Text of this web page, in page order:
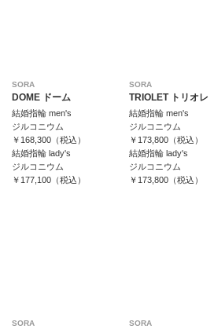
SORA
DOME ドーム
結婚指輪 men's
ジルコニウム
￥168,300（税込）
結婚指輪 lady's
ジルコニウム
￥177,100（税込）
SORA
TRIOLET トリオレ
結婚指輪 men's
ジルコニウム
￥173,800（税込）
結婚指輪 lady's
ジルコニウム
￥173,800（税込）
SORA SORA